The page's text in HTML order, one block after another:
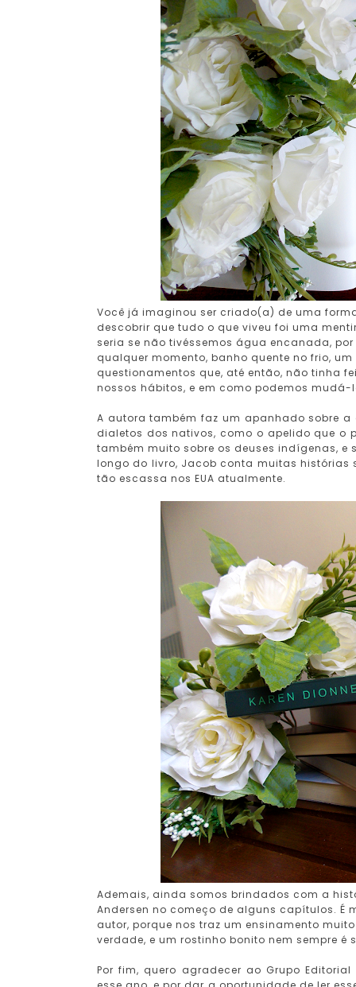
Você já imaginou ser criado(a) de uma
descobrir que tudo o que viveu foi uma
seria se não tivéssemos água encanada,
qualquer momento, banho quente no frio,
questionamentos que, até então, não tinha
nossos hábitos, e em como podemos
A autora também faz um apanhado sobre
dialetos dos nativos, como o apelido que o
também muito sobre os deuses indígenas,
longo do livro, Jacob conta muitas histórias
tão escassa nos EUA atualmente.
Ademais, ainda somos brindados com a
Andersen no começo de alguns capítulos. É
autor, porque nos traz um ensinamento
verdade, e um rostinho bonito nem sempre é
Por fim, quero agradecer ao Grupo